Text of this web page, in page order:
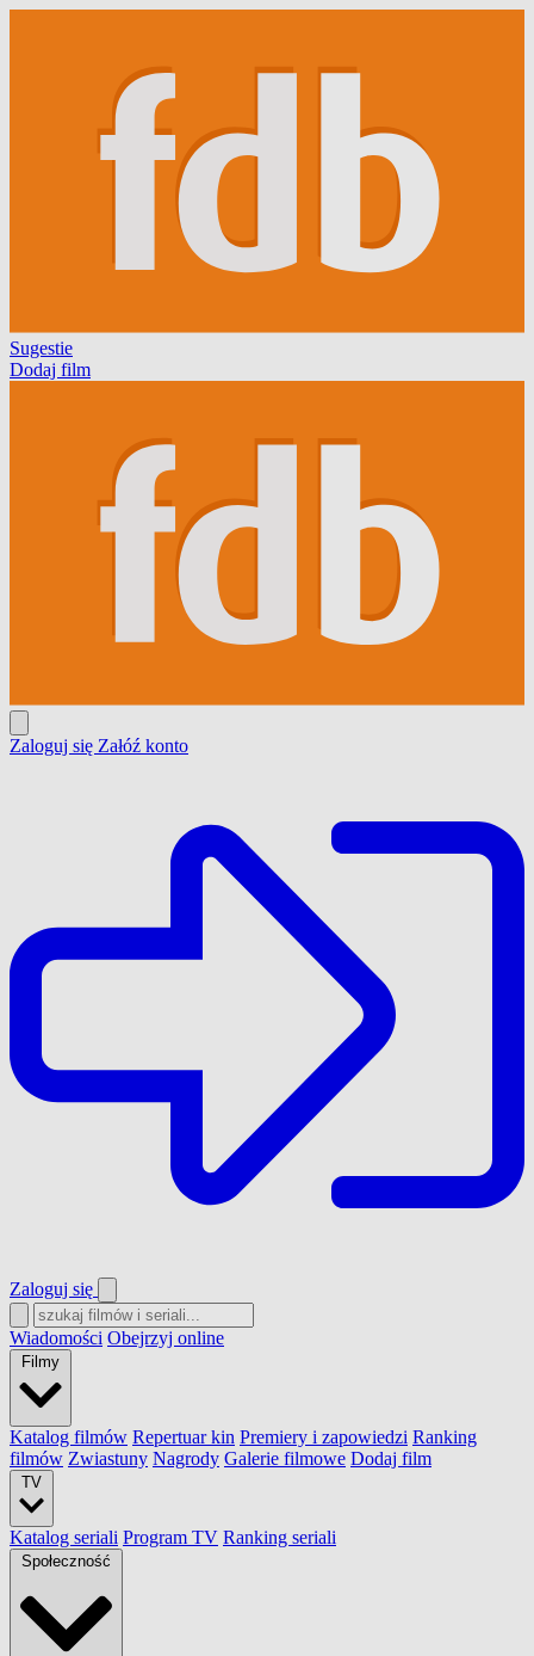
Sugestie
Dodaj film
Zaloguj się Załóź konto
Zaloguj się
Wiadomości Obejrzyj online
Filmy
Katalog filmów Repertuar kin Premiery i zapowiedzi Ranking
filmów Zwiastuny Nagrody Galerie filmowe Dodaj film
TV
Katalog seriali Program TV Ranking seriali
Społeczność